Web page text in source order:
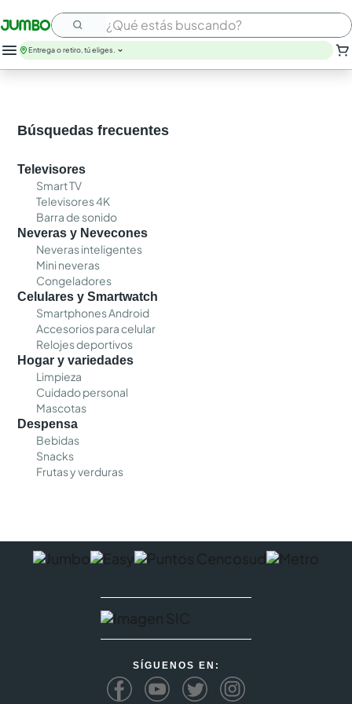
¿Qué estás buscando?
papel higienico
aceite
queso
nutribela
pollo
Entrega o retiro, tú eliges.
Búsquedas frecuentes
Televisores
Smart TV
Televisores 4K
Barra de sonido
Neveras y Nevecones
Neveras inteligentes
Mini neveras
Congeladores
Celulares y Smartwatch
Smartphones Android
Accesorios para celular
Relojes deportivos
Hogar y variedades
Limpieza
Cuidado personal
Mascotas
Despensa
Bebidas
Snacks
Frutas y verduras
SÍGUENOS EN: